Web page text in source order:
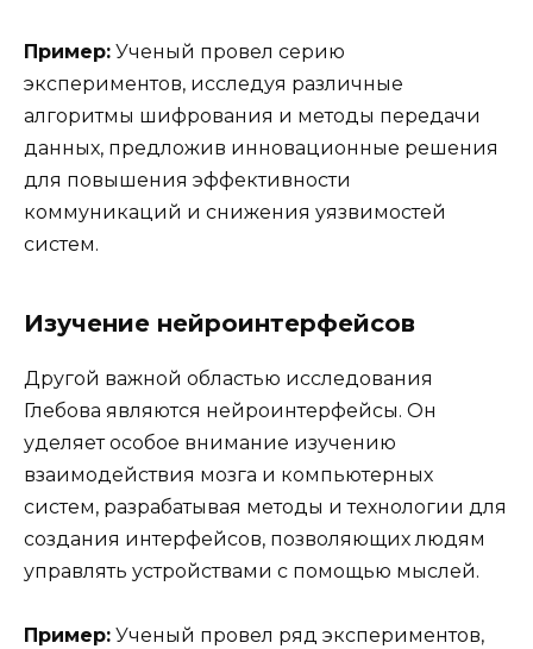
Пример: Ученый провел серию
экспериментов, исследуя различные
алгоритмы шифрования и методы передачи
данных, предложив инновационные решения
для повышения эффективности
коммуникаций и снижения уязвимостей
систем.
Изучение нейроинтерфейсов
Другой важной областью исследования
Глебова являются нейроинтерфейсы. Он
уделяет особое внимание изучению
взаимодействия мозга и компьютерных
систем, разрабатывая методы и технологии для
создания интерфейсов, позволяющих людям
управлять устройствами с помощью мыслей.
Пример: Ученый провел ряд экспериментов,